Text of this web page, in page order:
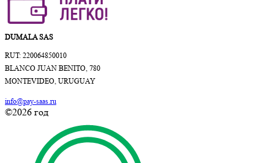
DUMALA SAS
RUT: 220064850010
BLANCO JUAN BENITO, 780
MONTEVIDEO, URUGUAY
info@pay-saas.ru
©2026 год